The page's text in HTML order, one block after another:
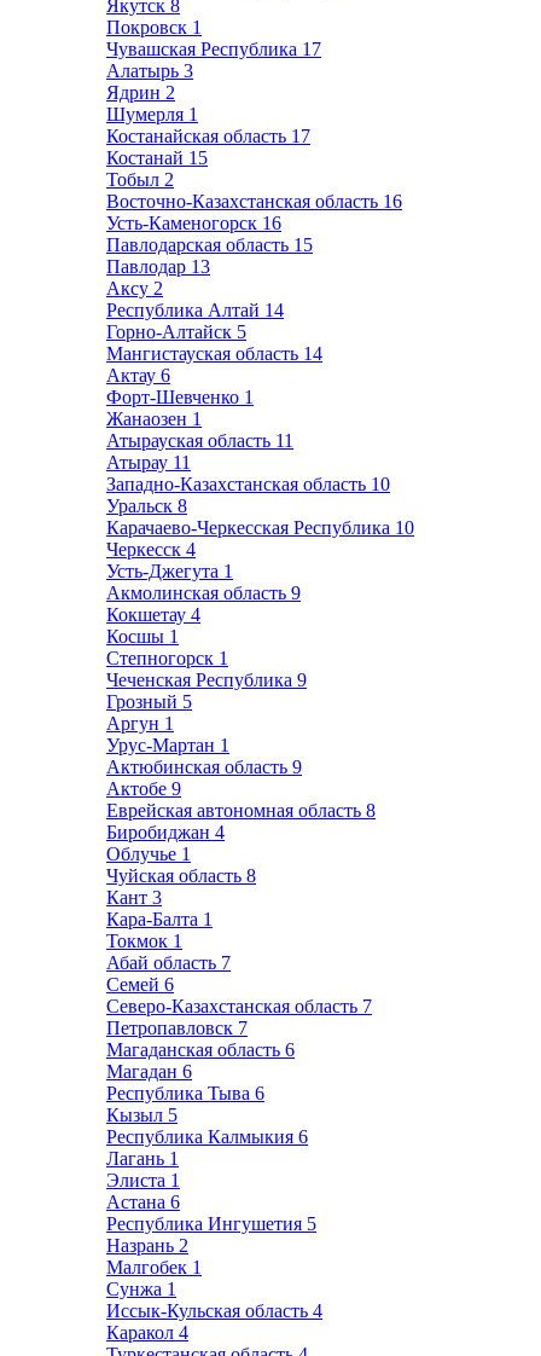
Якутск 8
Покровск 1
Чувашская Республика 17
Алатырь 3
Ядрин 2
Шумерля 1
Костанайская область 17
Костанай 15
Тобыл 2
Восточно-Казахстанская область 16
Усть-Каменогорск 16
Павлодарская область 15
Павлодар 13
Аксу 2
Республика Алтай 14
Горно-Алтайск 5
Мангистауская область 14
Актау 6
Форт-Шевченко 1
Жанаозен 1
Атырауская область 11
Атырау 11
Западно-Казахстанская область 10
Уральск 8
Карачаево-Черкесская Республика 10
Черкесск 4
Усть-Джегута 1
Акмолинская область 9
Кокшетау 4
Косшы 1
Степногорск 1
Чеченская Республика 9
Грозный 5
Аргун 1
Урус-Мартан 1
Актюбинская область 9
Актобе 9
Еврейская автономная область 8
Биробиджан 4
Облучье 1
Чуйская область 8
Кант 3
Кара-Балта 1
Токмок 1
Абай область 7
Семей 6
Северо-Казахстанская область 7
Петропавловск 7
Магаданская область 6
Магадан 6
Республика Тыва 6
Кызыл 5
Республика Калмыкия 6
Лагань 1
Элиста 1
Астана 6
Республика Ингушетия 5
Назрань 2
Малгобек 1
Сунжа 1
Иссык-Кульская область 4
Каракол 4